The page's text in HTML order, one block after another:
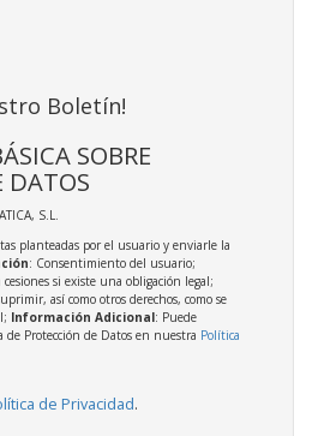
Boletín!
SOBRE
DATOS
S.L.
planteadas por el usuario y enviarle la
: Consentimiento del usuario;
cesiones si existe una obligación legal;
así como otros derechos, como se
Información Adicional: Puede
Protección de Datos en nuestra Política
de Privacidad.